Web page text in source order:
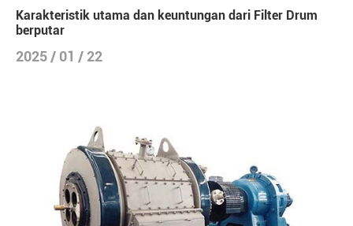
Karakteristik utama dan keuntungan dari Filter Drum
berputar
2025 / 01 / 22